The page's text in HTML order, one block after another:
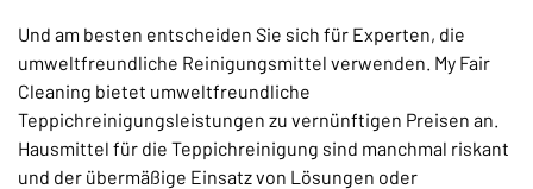
Und am besten entscheiden Sie sich für Experten, die
umweltfreundliche Reinigungsmittel verwenden. My Fair
Cleaning bietet umweltfreundliche
Teppichreinigungsleistungen zu vernünftigen Preisen an.
Hausmittel für die Teppichreinigung sind manchmal riskant
und der übermäßige Einsatz von Lösungen oder